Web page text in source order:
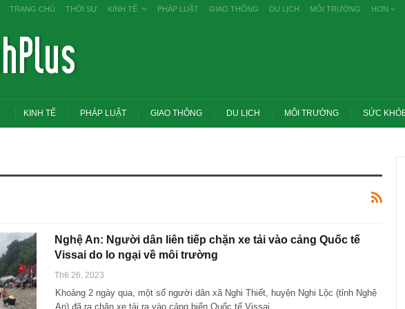
TRANG CHỦ THỜI SỰ KINH TẾ PHÁP LUẬT GIAO THÔNG DU LỊCH MÔI TRƯỜNG HƠN
KINH TẾ PHÁP LUẬT GIAO THÔNG DU LỊCH MÔI TRƯỜNG SỨC
Nghệ An: Người dân liên tiếp chặn xe tải vào cảng Quốc tế
Vissai do lo ngại về môi trường
Th6 26, 2023
Khoảng 2 ngày qua, một số người dân xã Nghi Thiết, huyện Nghi Lộc (tỉnh Nghệ
An) đã ra chặn xe tải ra vào cảng biển Quốc tế Vissai…
Tổng Bí thư, Chủ tịch nước yêu cầu thay
đổi tư duy bằng cấp sang nghề nghiệp
Thủ tướng: Xử lý nghiêm các vụ tiêu cực
thi THPT, công bố công khai